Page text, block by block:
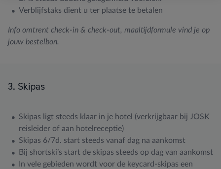
Verblijfstaks dient u ter plaatse te betalen
Info omtrent check-in & check-out, maaltijdformule vind je op
jouw bestelbon.
3. Skipas
Skipas ligt steeds klaar in je hotel (verkrijgbaar bij JOSK
reisleider of aan hotelreceptie)
Skipas 6/7d. start steeds vanaf dag na aankomst
Bij shortski’s start de skipas steeds op dag van aankomst
In vele gebieden wordt voor de keycard-skipas een